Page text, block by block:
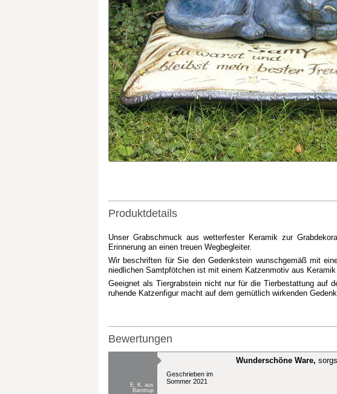
Produktdetails
Unser Grabschmuck aus wetterfester Keramik zur
Erinnerung an einen treuen Wegbegleiter.
Wir beschriften für Sie den Gedenkstein wunschgemäß mit
niedlichen Samtpfötchen ist mit einem Katzenmotiv aus
Geeignet als Tiergrabstein nicht nur für die Tierbestattung auf
ruhende Katzenfigur macht auf dem gemütlich wirkenden
Bewertungen
E. K. aus
Barntrup
Geschrieben im
Sommer 2021
Wunderschöne Ware,